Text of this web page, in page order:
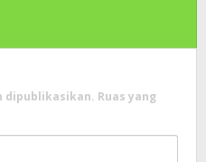
dipublikasikan. Ruas yang